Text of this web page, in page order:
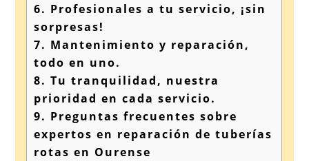
6. Profesionales a tu servicio, ¡sin
sorpresas!
7. Mantenimiento y reparación,
todo en uno.
8. Tu tranquilidad, nuestra
prioridad en cada servicio.
9. Preguntas frecuentes sobre
expertos en reparación de tuberías
rotas en Ourense